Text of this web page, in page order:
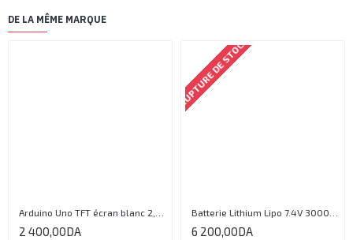
DE LA MÊME MARQUE
2 400,00DA
RUPTURE DE STOCK
6 200,00DA